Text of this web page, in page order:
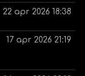
22 apr 2026 18:38
17 apr 2026 21:19